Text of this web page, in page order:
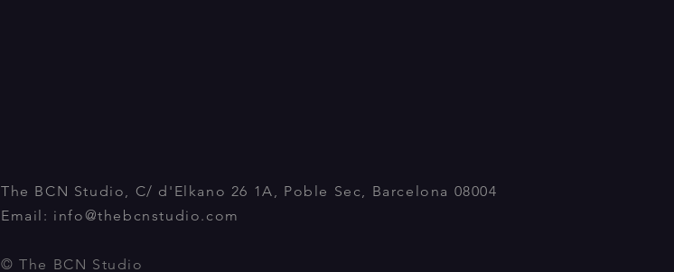
The BCN Studio, C/ d'Elkano 26 1A, Poble Sec, Barcelona 08004
Email: info@thebcnstudio.com
© The BCN Studio